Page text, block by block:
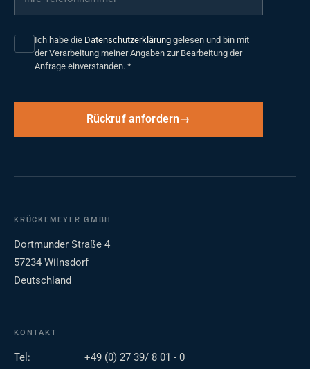
Ich habe die Datenschutzerklärung gelesen und bin mit
der Verarbeitung meiner Angaben zur Bearbeitung der
Anfrage einverstanden. *
Rückruf anfordern
KRÜCKEMEYER GMBH
Dortmunder Straße 4
57234 Wilnsdorf
Deutschland
KONTAKT
Tel:
+49 (0) 27 39/ 8 01 - 0